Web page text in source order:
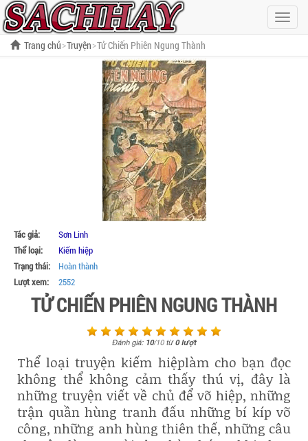
Hiện
menu
Trang chủ Truyện Tử Chiến Phiên Ngung Thành
Tác giả:
Sơn Linh
Thể loại:
Kiếm hiệp
Trạng thái:
Hoàn thành
Lượt xem:
2552
TỬ CHIẾN PHIÊN NGUNG THÀNH
Đánh giá: 10/10từ0lượt
Thể loại truyện kiếm hiệplàm cho bạn đọc
không thể không cảm thấy thú vị, đây là
những truyện viết về chủ để võ hiệp, những
trận quần hùng tranh đấu những bí kíp võ
công, những anh hùng thiên thế, những câu